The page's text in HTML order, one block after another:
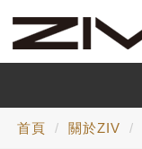
首頁 關於ZIV